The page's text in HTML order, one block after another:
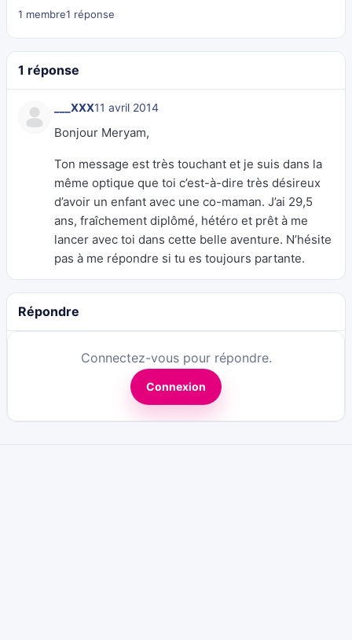
1 membre1 réponse
1 réponse
___XXX11 avril 2014
Bonjour Meryam,
Ton message est très touchant et je suis dans la
même optique que toi c’est-à-dire très désireux
d’avoir un enfant avec une co-maman. J’ai 29,5
ans, fraîchement diplômé, hétéro et prêt à me
lancer avec toi dans cette belle aventure. N’hésite
pas à me répondre si tu es toujours partante.
Répondre
Connectez-vous pour répondre.
Connexion